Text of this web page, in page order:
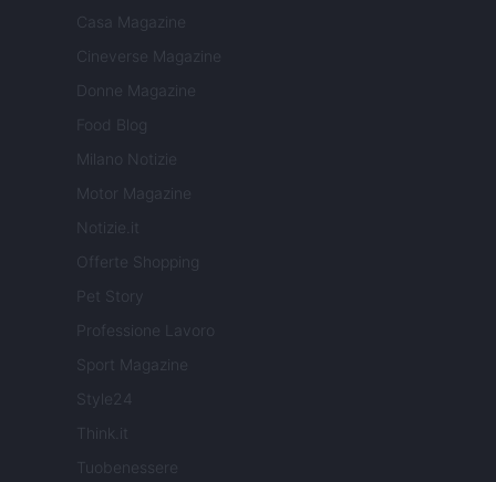
Casa Magazine
Cineverse Magazine
Donne Magazine
Food Blog
Milano Notizie
Motor Magazine
Notizie.it
Offerte Shopping
Pet Story
Professione Lavoro
Sport Magazine
Style24
Think.it
Tuobenessere